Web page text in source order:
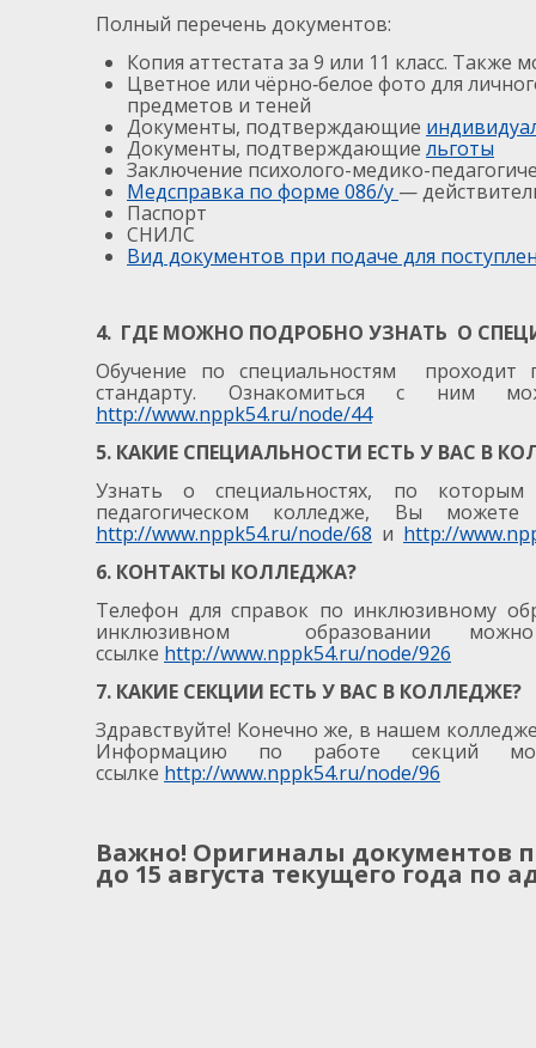
Полный перечень документов:
Копия аттестата за 9 или 11 класс. Также
Цветное или чёрно‑белое фото для
предметов и теней
Документы, подтверждающие
Документы, подтверждающие льготы
Заключение психолого-медико-
Медсправка по форме 086/у —
Паспорт
СНИЛС
Вид документов при подаче для
4. ГДЕ МОЖНО ПОДРОБНО УЗНАТЬ О
Обучение по специальностям проходит
стандарту. Ознакомиться с ним
http://www.nppk54.ru/node/44
5. КАКИЕ СПЕЦИАЛЬНОСТИ ЕСТЬ У ВАС В
Узнать о специальностях, по
педагогическом колледже, Вы
http://www.nppk54.ru/node/68 и http://
6. КОНТАКТЫ КОЛЛЕДЖА?
Телефон для справок по инклюзивному
инклюзивном образовании
ссылке http://www.nppk54.ru/node/926
7. КАКИЕ СЕКЦИИ ЕСТЬ У ВАС В КОЛЛЕДЖЕ?
Здравствуйте! Конечно же, в нашем
Информацию по работе секций
ссылке http://www.nppk54.ru/node/96
Важно! Оригиналы документов
до 15 августа текущего года по